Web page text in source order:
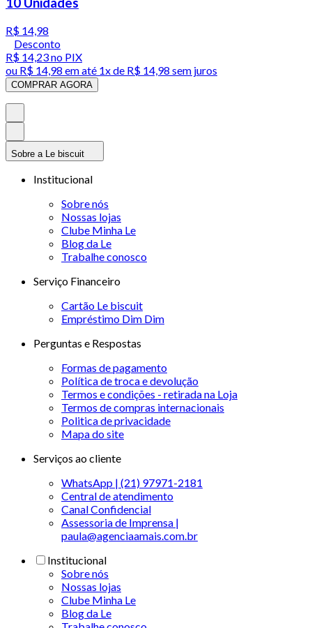
R$ 14,98
Desconto
R$ 14,23no PIX
ou R$ 14,98 em até 1x de R$ 14,98 sem juros
COMPRAR AGORA
Sobre a Le biscuit
Institucional
Sobre nós
Nossas lojas
Clube Minha Le
Blog da Le
Trabalhe conosco
Serviço Financeiro
Cartão Le biscuit
Empréstimo Dim Dim
Perguntas e Respostas
Formas de pagamento
Política de troca e devolução
Termos e condições - retirada na Loja
Termos de compras internacionais
Politica de privacidade
Mapa do site
Serviços ao cliente
WhatsApp | (21) 97971-2181
Central de atendimento
Canal Confidencial
Assessoria de Imprensa |
paula@agenciaamais.com.br
Institucional
Sobre nós
Nossas lojas
Clube Minha Le
Blog da Le